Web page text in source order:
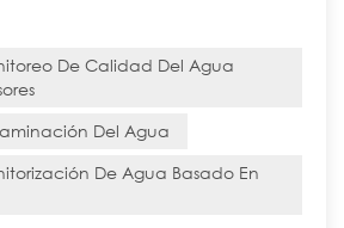
modernos de calidad del
aquellos que utilizan potentes
proporcionan la
y práctica necesaria para
De Calidad Del Agua
Del Agua
De Agua Basado En